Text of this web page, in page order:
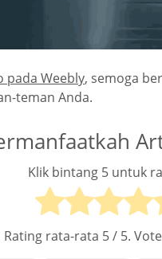
pada Weebly, semoga
teman Anda.
Klik bintang 5 untuk
Rating rata-rata 5/ 5.